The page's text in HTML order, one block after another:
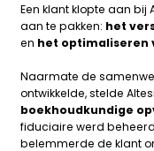
Een klant klopte aan
aan te pakken: het
en het optimaliseren
Naarmate de
ontwikkelde, stelde
boekhoudkundige
fiduciaire werd
belemmerde de klant